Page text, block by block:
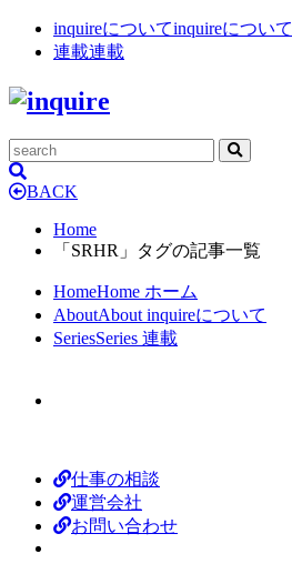
inquireについてinquireについて
連載連載
BACK
Home
「SRHR」タグの記事一覧
HomeHome ホーム
AboutAbout inquireについて
SeriesSeries 連載
仕事の相談
運営会社
お問い合わせ